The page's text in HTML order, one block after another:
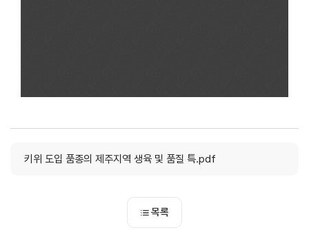
키위 도입 품종의 제주지역 생육 및 품질 특.pdf
목록